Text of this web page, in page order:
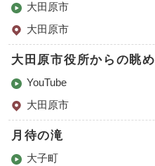
大田原市
大田原市
大田原市役所からの眺め
YouTube
大田原市
月待の滝
大子町